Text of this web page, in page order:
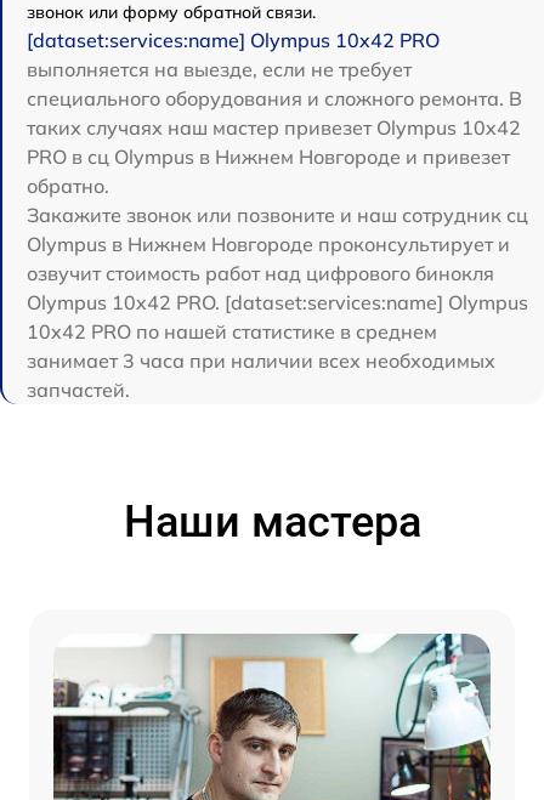
звонок или форму обратной связи.
[dataset:services:name] Olympus 10x42 PRO
выполняется на выезде, если не требует
специального оборудования и сложного ремонта. В
таких случаях наш мастер привезет Olympus 10x42
PRO в сц Olympus в Нижнем Новгороде и привезет
обратно.
Закажите звонок или позвоните и наш сотрудник сц
Olympus в Нижнем Новгороде проконсультирует и
озвучит стоимость работ над цифрового бинокля
Olympus 10x42 PRO. [dataset:services:name] Olympus
10x42 PRO по нашей статистике в среднем
занимает 3 часа при наличии всех необходимых
запчастей.
Наши мастера